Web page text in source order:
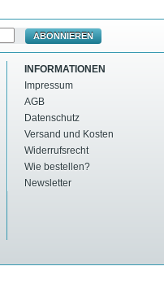
ABONNIEREN
INFORMATIONEN
Impressum
AGB
Datenschutz
Versand und Kosten
Widerrufsrecht
Wie bestellen?
Newsletter